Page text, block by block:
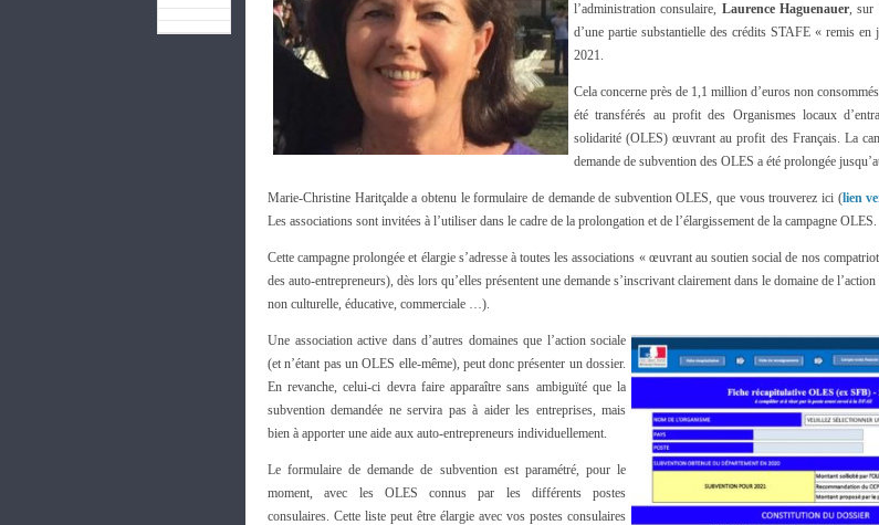
l’administration consulaire, Laurence Haguenauer, sur
d’une partie substantielle des crédits STAFE « remis en
2021.
Cela concerne près de 1,1 million d’euros non
été transférés au profit des Organismes locaux
solidarité (OLES) œuvrant au profit des Français. La
demande de subvention des OLES a été prolongée
Marie-Christine Haritçalde a obtenu le formulaire de demande de subvention OLES, que vous trouverez ici (lien
Les associations sont invitées à l’utiliser dans le cadre de la prolongation et de l’élargissement de la campagne OLES.
Cette campagne prolongée et élargie s’adresse à toutes les associations « œuvrant au soutien social de nos
des auto-entrepreneurs), dès lors qu’elles présentent une demande s’inscrivant clairement dans le domaine de
non culturelle, éducative, commerciale …).
Une association active dans d’autres domaines que l’action sociale
(et n’étant pas un OLES elle-même), peut donc présenter un dossier.
En revanche, celui-ci devra faire apparaître sans ambiguïté que la
subvention demandée ne servira pas à aider les entreprises, mais
bien à apporter une aide aux auto-entrepreneurs individuellement.
Le formulaire de demande de subvention est paramétré, pour le
moment, avec les OLES connus par les différents postes
consulaires. Cette liste peut être élargie avec vos postes consulaires